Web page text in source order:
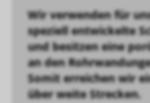
Wir verwenden für
speziell entwickelte
und besitzen eine
an den
Somit erreichen wir
über weite Strecken.